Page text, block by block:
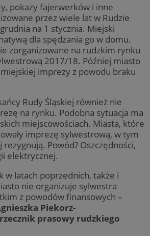
pokazy fajerwerków i inne
przez wiele lat w Rudzie
na 1 stycznia. Miejski
dla spędzania go w domu.
zorganizowane na rudzkim rynku
2017/18. Później miasto
imprezy z powodu braku
Rudy Śląskiej również nie
na rynku. Podobna sytuacja ma
miejscowościach. Miasta, które
imprezę sylwestrową, w tym
Powód? Oszczędności,
elektrycznej.
w latach poprzednich, także i
nie organizuje sylwestra
z powodów finansowych –
Piekorz-
prasowy rudzkiego